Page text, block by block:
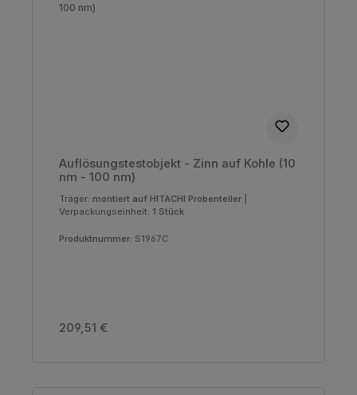
Auflösungstestobjekt - Zinn auf Kohle (10
nm - 100 nm)
Träger: montiert auf HITACHI Probenteller
Verpackungseinheit: 1 Stück
Produktnummer: S1967C
Regulärer Preis:
209,51 €